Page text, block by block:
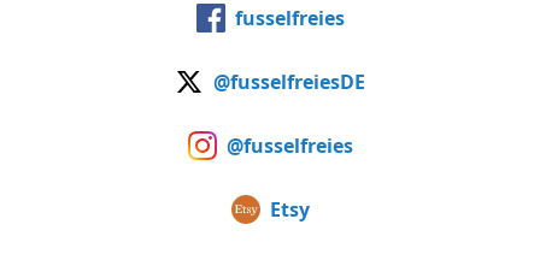
fusselfreies
@fusselfreiesDE
@fusselfreies
Etsy